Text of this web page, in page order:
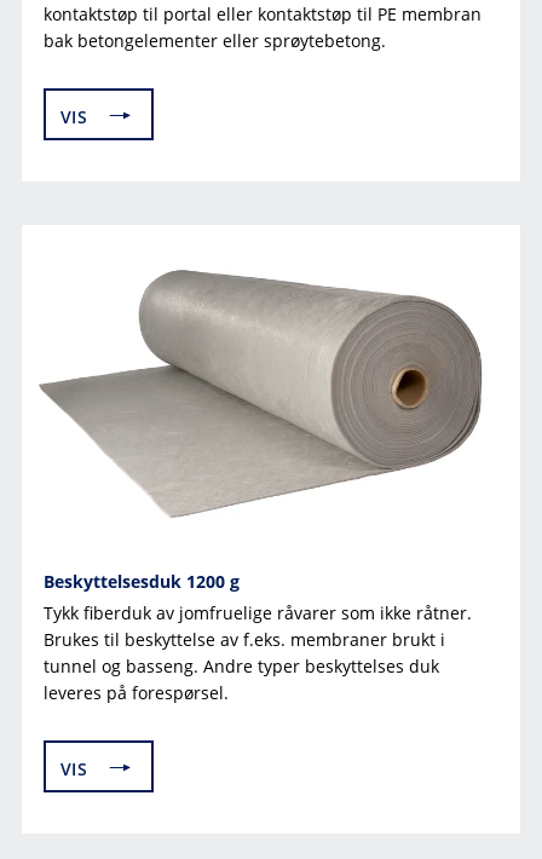
kontaktstøp til portal eller kontaktstøp til PE membran
bak betongelementer eller sprøytebetong.
VIS
Beskyttelsesduk 1200 g
Tykk fiberduk av jomfruelige råvarer som ikke råtner.
Brukes til beskyttelse av f.eks. membraner brukt i
tunnel og basseng. Andre typer beskyttelses duk
leveres på forespørsel.
VIS